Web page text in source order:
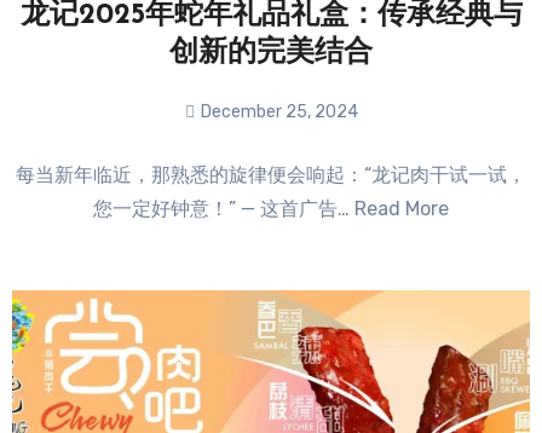
龙记2025年蛇年礼品礼盒：传承经典与
创新的完美结合
December 25, 2024
Comments
每当新年临近，那熟悉的旋律便会响起：“龙记肉干试一试，
您一定好钟意！” — 这首广告… Read More